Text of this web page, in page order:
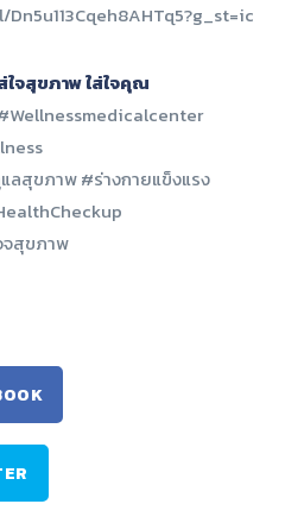
ใจสุขภาพ ใส่ใจคุณ
ลสุขภาพ #ร่างกายแข็งแรง
จสุขภาพ